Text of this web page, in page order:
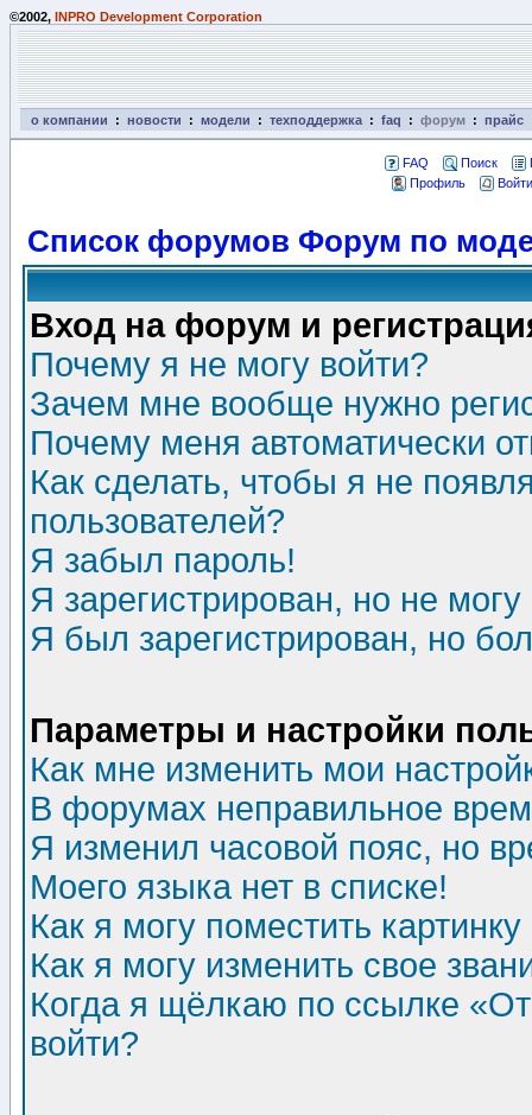
©2002, INPRO Development Corporation
о компании : новости : модели : техподдержка : faq : форум : прайс
FAQ Поиск
Профиль
Список форумов Форум по
Вход на форум и
Почему я не могу войти?
Зачем мне вообще нужно
Почему меня автоматически
Как сделать, чтобы я не
пользователей?
Я забыл пароль!
Я зарегистрирован, но не могу
Я был зарегистрирован, но
Параметры и настройки
Как мне изменить мои
В форумах неправильное
Я изменил часовой пояс, но
Моего языка нет в списке!
Как я могу поместить
Как я могу изменить свое
Когда я щёлкаю по ссылке
войти?